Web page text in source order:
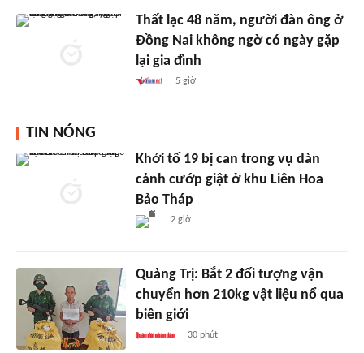
Thất lạc 48 năm, người đàn ông ở
Đồng Nai không ngờ có ngày gặp
lại gia đình
5 giờ
TIN NÓNG
Khởi tố 19 bị can trong vụ dàn
cảnh cướp giật ở khu Liên Hoa
Bảo Tháp
2 giờ
Quảng Trị: Bắt 2 đối tượng vận
chuyển hơn 210kg vật liệu nổ qua
biên giới
30 phút